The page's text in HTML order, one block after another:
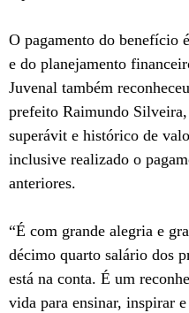
O pagamento do benefício
e do planejamento
Juvenal também
prefeito Raimundo
superávit e histórico de
inclusive realizado o
anteriores.
“É com grande alegria e
décimo quarto salário dos
está na conta. É um
vida para ensinar, inspirar